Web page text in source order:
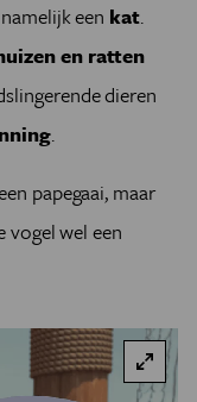
een kat.
en ratten
dieren
.
papegaai, maar
vogel wel een